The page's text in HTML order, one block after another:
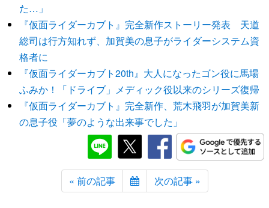
た…」
『仮面ライダーカブト』完全新作ストーリー発表 天道
総司は行方知れず、加賀美の息子がライダーシステム資
格者に
『仮面ライダーカブト20th』大人になったゴン役に馬場
ふみか！「ドライブ」メディック役以来のシリーズ復帰
『仮面ライダーカブト』完全新作、荒木飛羽が加賀美新
の息子役「夢のような出来事でした」
« 前の記事 次の記事 »